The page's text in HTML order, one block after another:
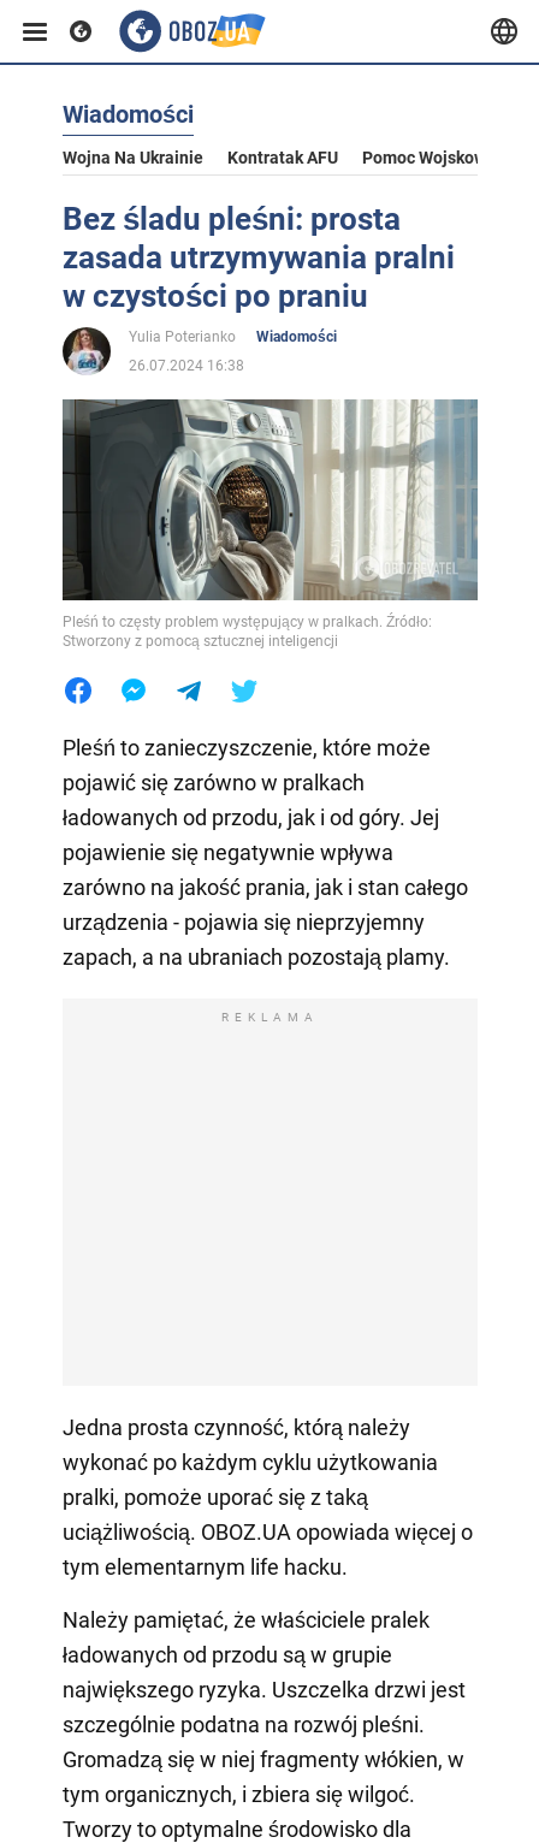
Wiadomości
Wojna Na Ukrainie Kontratak AFU Pomoc Wojskowa Dla
Bez śladu pleśni: prosta
zasada utrzymywania pralni
w czystości po praniu
Yulia Poterianko
Wiadomości
26.07.2024 16:38
Pleśń to częsty problem występujący w pralkach. Źródło:
Stworzony z pomocą sztucznej inteligencji
Pleśń to zanieczyszczenie, które może
pojawić się zarówno w pralkach
ładowanych od przodu, jak i od góry. Jej
pojawienie się negatywnie wpływa
zarówno na jakość prania, jak i stan całego
urządzenia - pojawia się nieprzyjemny
zapach, a na ubraniach pozostają plamy.
REKLAMA
Jedna prosta czynność, którą należy
wykonać po każdym cyklu użytkowania
pralki, pomoże uporać się z taką
uciążliwością. OBOZ.UA opowiada więcej o
tym elementarnym life hacku.
Należy pamiętać, że właściciele pralek
ładowanych od przodu są w grupie
największego ryzyka. Uszczelka drzwi jest
szczególnie podatna na rozwój pleśni.
Gromadzą się w niej fragmenty włókien, w
tym organicznych, i zbiera się wilgoć.
Tworzy to optymalne środowisko dla